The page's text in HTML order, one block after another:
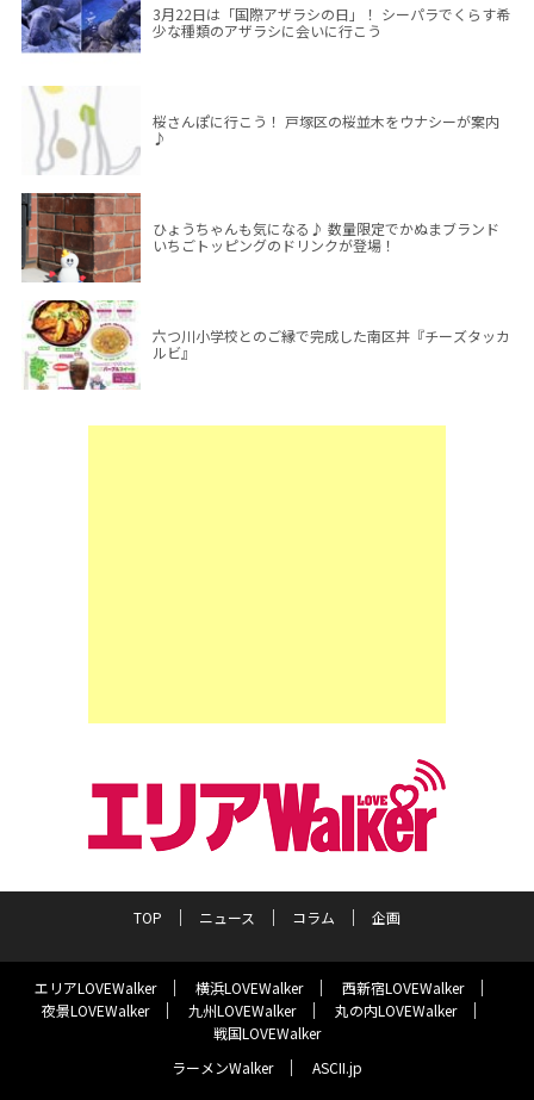
3月22日は「国際アザラシの日」！ シーパラでくらす希
少な種類のアザラシに会いに行こう
桜さんぽに行こう！ 戸塚区の桜並木をウナシーが案内
♪
ひょうちゃんも気になる♪ 数量限定でかぬまブランド
いちごトッピングのドリンクが登場！
六つ川小学校とのご縁で完成した南区丼『チーズタッカ
ルビ』
TOP ニュース コラム 企画
エリアLOVEWalker 横浜LOVEWalker
西新宿LOVEWalker
夜景LOVEWalker
九州LOVEWalker
丸の内LOVEWalker
戦国LOVEWalker
ラーメンWalker
ASCII.jp